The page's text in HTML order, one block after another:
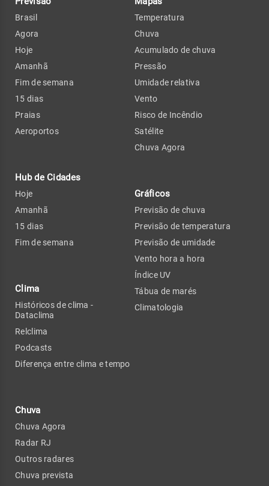
Brasil
Agora
Hoje
Amanhã
Fim de semana
15 dias
Praias
Aeroportos
Hub de Cidades
Hoje
Amanhã
15 dias
Fim de semana
Clima
Históricos de clima -
Dataclima
Relclima
Podcasts
Diferença entre clima e tempo
Chuva
Chuva Agora
Radar RJ
Outros radares
Chuva prevista
Temperatura
Chuva
Acumulado de chuva
Pressão
Umidade relativa
Vento
Risco de Incêndio
Satélite
Chuva Agora
Gráficos
Previsão de chuva
Previsão de temperatura
Previsão de umidade
Vento hora a hora
Índice UV
Tábua de marés
Climatologia